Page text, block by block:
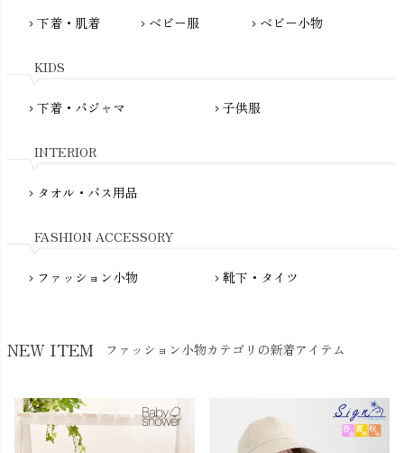
PeopleTree（ピープルツリー）
PRISTINE（プリスティン）
fromF（フロムエフ）
mini rodini（ミニロディーニ）
My Little Cozmo（マイリトルコズモ）
NATURAPURA（ナチュラプラ）
NewNative（ニューネイティブ）
chevron_right 下着・肌着 chevron_right ベビー服 chevron_right ベビー小物
KIDS
chevron_right 下着・パジャマ chevron_right 子供服
INTERIOR
chevron_right タオル・バス用品
FASHION ACCESSORY
chevron_right ファッション小物 chevron_right 靴下・タイツ
NEW ITEM ファッション小物カテゴリの新着アイテム